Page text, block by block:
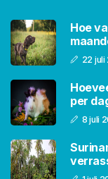
Hoe
22 juli
per
8 juli